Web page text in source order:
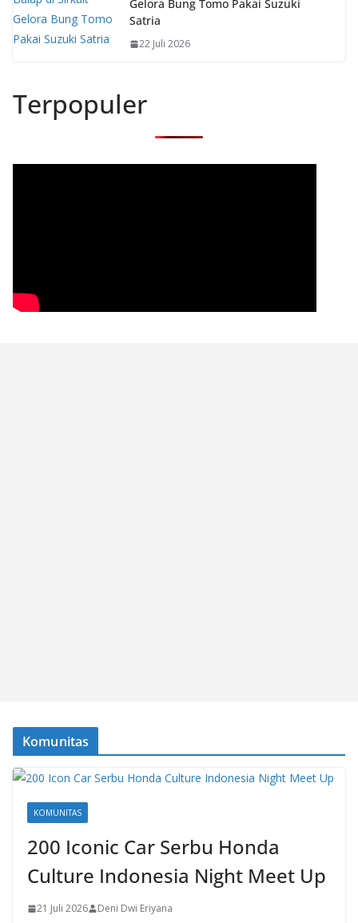
Gelora Bung Tomo Pakai Suzuki
Satria
22 Juli 2026
Terpopuler
Komunitas
KOMUNITAS
200 Iconic Car Serbu Honda
Culture Indonesia Night Meet Up
21 Juli 2026 Deni Dwi Eriyana